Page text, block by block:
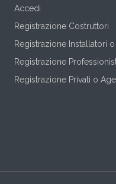
Accedi
Registrazione Costruttori
Registrazione Installatori
Registrazione
Registrazione Privati o